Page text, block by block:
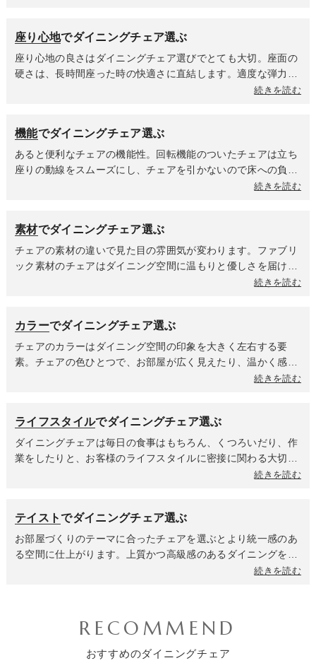
アはテーブルの中にチェアをしまえるのかどうかに影響する肘
掛けの高さとダイニングテーブル天板下までの高さ確認を忘れ
ずに。全体のサイズだけでなく、座る部分の有効スペースがど
のくらい確保できるのかで座り心地が変わるため、事前に確認
座り心地でダイニングチェア選ぶ
座り心地の良さはダイニングチェア選びでとても大切。座面の
硬さは、長時間座った時の快適さに直結します。適度な弾力性
があるものは長時間座ってもお尻が痛くなりにくく、姿勢も安
用が多い方や座面にクッションを敷いて使いたい方に選ばれて
います。座面や背面の素材も座り心地に影響します。ファブリ
ックは布地ならではの柔らかさがあり、通気性が良く蒸れにく
いのが特徴で、合皮はある程度の硬さを持つ素材なので、座っ
たれが高いハイバックタイプは、しっかり支えてくれるのでゆ
ったりと身体を預けてくつろげます。ローバックタイプは高さ
がなくてもチェアの計算されたフォルムが身体をキャッチして
姿勢を安定させてくれるチェアが多くあります。肘掛けがある
ことで腕を預けてリラックスできるため、座り心地が格段にア
減します。
続きを読む
機能でダイニングチェア選ぶ
あると便利なチェアの機能性。回転機能のついたチェアは立ち
座りの動線をスムーズにし、チェアを引かないので床への負担
が軽減されます。昇降機能は身長や座り方の好みに合わせて最
ができます。「テーブルが高すぎる」「低すぎる」といったス
トレスから解放され、新しくテーブルを買い替えた時も、チェ
アを買い替える必要がないかもしれません。最近人気なのはテ
ーブルに引っ掛けられるチェア。使わない時はテーブルの天板
かかることなく、隅々までスムーズに掃除してくれること。手
で掃除機をかける時も、チェアをいちいち動かす手間が省ける
ので、毎日の家事がぐんと楽になります。
続きを読む
素材でダイニングチェア選ぶ
チェアの素材の違いで見た目の雰囲気が変わります。ファブリ
ック素材のチェアはダイニング空間に温もりと優しさを届けま
す。夏場は座面が蒸れにくくてべたつきを感じにくく、冬場は
りとした肌触りが魅力で、汚れてもサッと拭けてお手入れが楽
なのがポイント。木材は時代や流行に左右されない普遍的な美
しさと、使うほどに味わいを増す魅力に満ちています。自然素
材ならではの安心感は、ダイニングでの時間をよりリラックス
手入れも簡単なので小さいお子様がいるご家庭や、来客が多い
ご家庭でも安心して使えます。
続きを読む
カラーでダイニングチェア選ぶ
チェアのカラーはダイニング空間の印象を大きく左右する要
素。チェアの色ひとつで、お部屋が広く見えたり、温かく感じ
られたり、スタイリッシュなカフェのようになったりします。
があり、空間に広がりと明るさをもたらします。どんな色のテ
ーブルにも合わせやすく、ナチュラル、北欧、モダンなど幅広
いテイストに馴染みます。ライトグレーやベージュは落ち着き
があり、どんなインテリアにも溶け込む万能カラー。悩んだら
スのテーブルと合わせればシックで大人っぽいホテルライクな
雰囲気に、木製テーブルに合わせればヴィンテージなインテリ
アやナチュラルなテイストに仕上がります。ブラックはモダン
でシャープな印象を与え、空間を引き締める効果があります。
洗練された都会的なダイニングや、インダストリアルテイスト
クセントを加えたい時に効果的です。空間に活気と遊び心をプ
なイエローもおすすめ。全て統一したカラーにするのもいいで
続きを読む
ライフスタイルでダイニングチェア選ぶ
ダイニングチェアは毎日の食事はもちろん、くつろいだり、作
業をしたりと、お客様のライフスタイルに密接に関わる大切な
家具です。家族構成や過ごし方によって、チェアに求める機能
重要になります。お手入れのしやすいチェアや脚がしっかりし
ていてぐらつきのない安定したチェアを選びましょう。座面が
広くて座りやすく、転倒しにくい構造で、お子様の指が挟まれ
ないような隙間の少ないデザインも重要です。共働きや在宅ワ
てくれるハイバックチェア、リラックス効果が高く長時間の作
わせて座面高を微調整できる昇降機能はあると便利です。来客
続きを読む
テイストでダイニングチェア選ぶ
お部屋づくりのテーマに合ったチェアを選ぶとより統一感のあ
る空間に仕上がります。上質かつ高級感のあるダイニングを叶
えるならシンプルモダンテイストのダイニングチェア。ベース
ブラックやグレーと組み合わせたクールなモノトーンインテリ
ア、アクセントにオークやナチュラルカラーをプラスした北欧
続きを読む
RECOMMEND
おすすめのダイニングチェア